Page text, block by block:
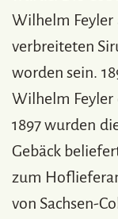
Wilhelm Feyler
verbreiteten
worden sein.
Wilhelm Feyler
1897 wurden
Gebäck
zum
von Sachsen-